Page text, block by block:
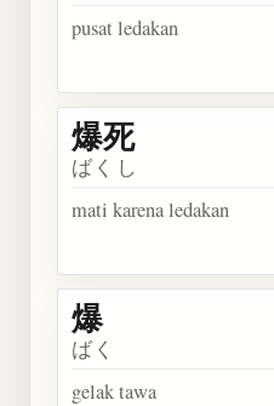
pusat ledakan
爆死
ばくし
mati karena ledakan
爆
ばく
gelak tawa